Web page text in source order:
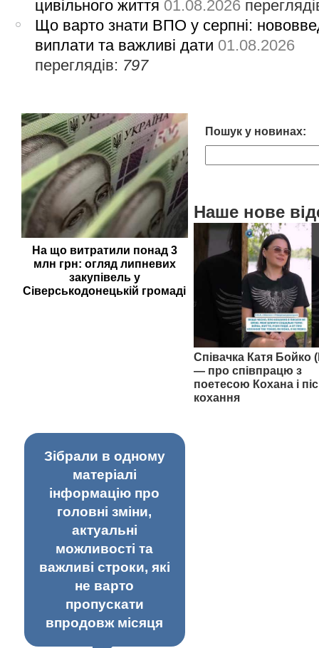
цивільного життя 01.08.2026
Що варто знати ВПО у серпні:
виплати та важливі дати 01.08.2026
переглядів: 797
На що витратили понад 3
млн грн: огляд липневих
закупівель у
Сіверськодонецькій громаді
Пошук у новинах:
Наше нове
Співачка Катя Бойко
— про співпрацю з
поетесою Кохана і
кохання
Зібрали в одному
матеріалі
інформацію про
головні зміни,
актуальні
можливості та
важливі строки, які
не варто
пропускати
впродовж місяця